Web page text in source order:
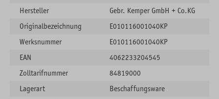
Hersteller
Gebr. Kemper GmbH + Co.KG
Originalbezeichnung
E010116001040KP
Werksnummer
E010116001040KP
EAN
4062233204545
Zolltarifnummer
84819000
Lagerart
Beschaffungsware